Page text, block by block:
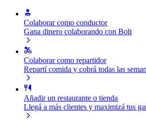
Colaborar como conductor
Gana dinero colaborando con Bolt
Colaborar como repartidor
Repartí comida y cobrá todas las
Añadir un restaurante o tienda
Llegá a más clientes y maximizá tus